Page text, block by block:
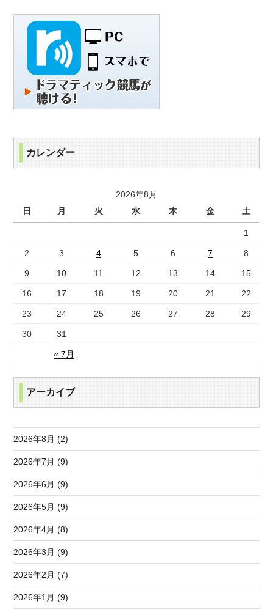
カレンダー
2026年8月
日
月 火 水 木 金 土
« 7月
1
2 3 4 5 6 7 8
9 10 11 12 13 14 15
16 17 18 19 20 21 22
23 24 25 26 27 28 29
30 31
アーカイブ
2026年8月 (2)
2026年7月 (9)
2026年6月 (9)
2026年5月 (9)
2026年4月 (8)
2026年3月 (9)
2026年2月 (7)
2026年1月 (9)